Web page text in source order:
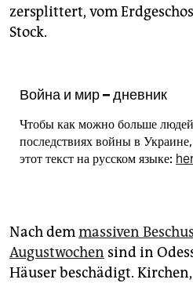
zersplittert, vom
Stock.
Война и мир – дневник
Чтобы как можно больше
последствиях войны в
этот текст на русском языке:
Nach demmassiven
Augustwochen sind in
Häuser beschädigt. Kirchen,